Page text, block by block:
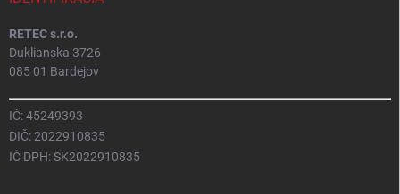
RETEC s.r.o.
Duklianska 3726
085 01 Bardejov
IČ: 45249393
DIČ: 2022910835
IČ DPH: SK2022910835